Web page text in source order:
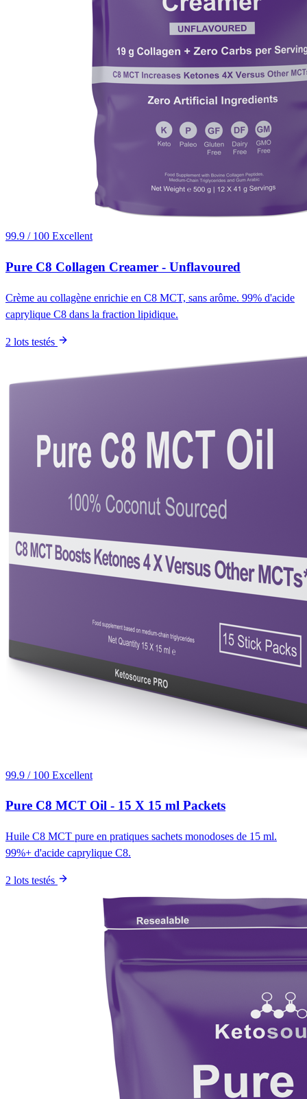
99.9 / 100 Excellent
Pure C8 Collagen Creamer - Unflavoured
Crème au collagène enrichie en C8 MCT, sans arôme. 99% d'acide
caprylique C8 dans la fraction lipidique.
2 lots testés
99.9 / 100 Excellent
Pure C8 MCT Oil - 15 X 15 ml Packets
Huile C8 MCT pure en pratiques sachets monodoses de 15 ml.
99%+ d'acide caprylique C8.
2 lots testés